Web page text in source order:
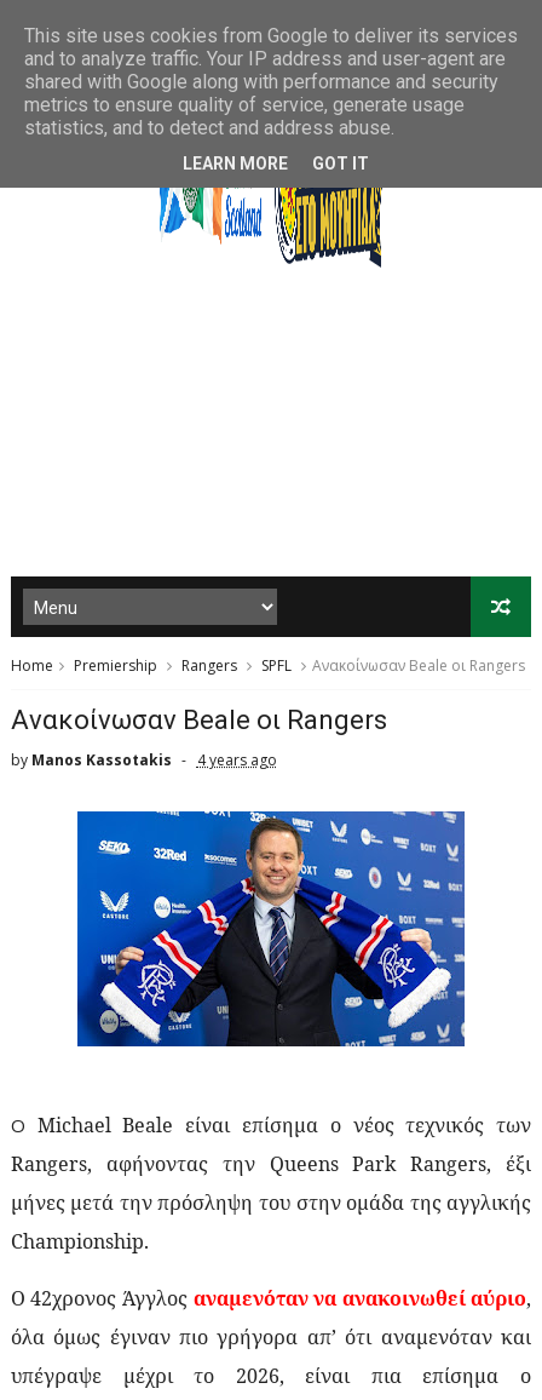
Home Premiership Rangers SPFL Aνακοίνωσαν Beale οι Rangers
Aνακοίνωσαν Beale οι Rangers
by Manos Kassotakis 4 years ago
O Michael Beale είναι επίσημα ο νέος τεχνικός των
Rangers, αφήνοντας την Queens Park Rangers, έξι
μήνες μετά την πρόσληψη του στην ομάδα της αγγλικής
Championship.
Ο 42χρονος Άγγλος αναμενόταν να ανακοινωθεί αύριο,
όλα όμως έγιναν πιο γρήγορα απ’ ότι αναμενόταν και
υπέγραψε μέχρι το 2026, είναι πια επίσημα ο
This site uses cookies from Google to deliver its services
and to analyze traffic. Your IP address and user-agent are
shared with Google along with performance and security
metrics to ensure quality of service, generate usage
statistics, and to detect and address abuse.
LEARN MORE GOT IT